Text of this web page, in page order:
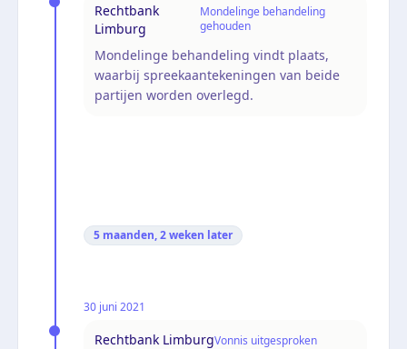
Rechtbank
Limburg
Mondelinge behandeling
gehouden
Mondelinge behandeling vindt plaats,
waarbij spreekaantekeningen van beide
partijen worden overlegd.
5 maanden, 2 weken later
30 juni 2021
Rechtbank LimburgVonnis uitgesproken